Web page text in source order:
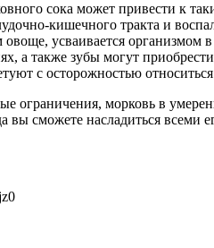
сока может привести к
кишечного тракта и
усваивается организмом
а также зубы могут
с осторожностью
ограничения, морковь в
вы сможете насладиться всеми